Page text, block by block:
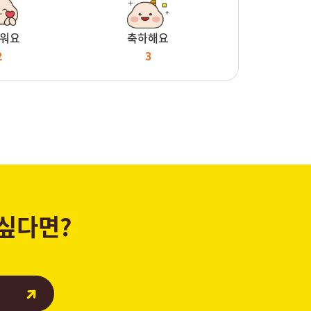
요
축하해요
3
다면?